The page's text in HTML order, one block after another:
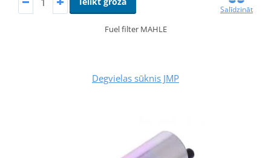
Salīdzināt
Fuel filter MAHLE
Degvielas sūknis JMP